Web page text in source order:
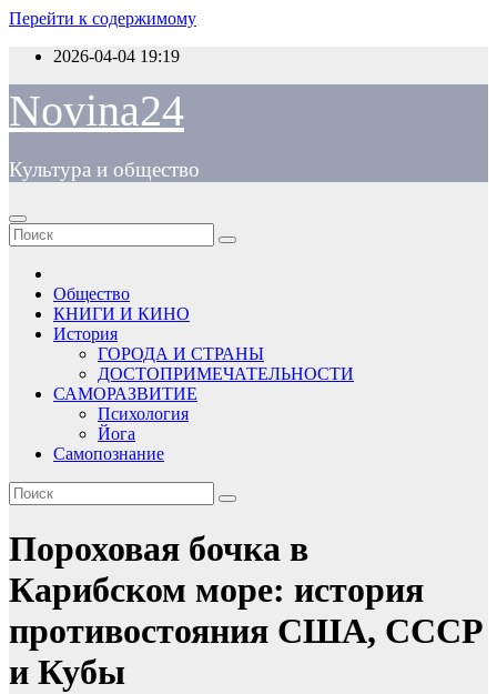
Перейти к содержимому
2026-04-04 19:19
Novina24
Культура и общество
Общество
КНИГИ И КИНО
История
ГОРОДА И СТРАНЫ
ДОСТОПРИМЕЧАТЕЛЬНОСТИ
САМОРАЗВИТИЕ
Психология
Йога
Самопознание
Пороховая бочка в
Карибском море: история
противостояния США, СССР
и Кубы